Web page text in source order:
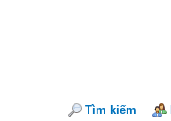
Tìm kiếm